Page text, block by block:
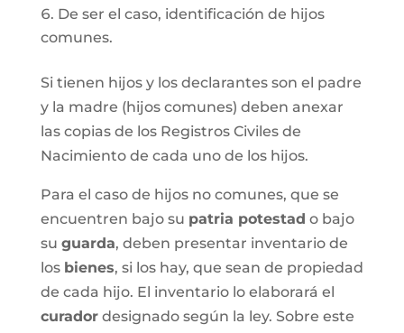
De ser el caso, identificación de hijos
comunes.
Si tienen hijos y los declarantes son el padre
y la madre (hijos comunes) deben anexar
las copias de los Registros Civiles de
Nacimiento de cada uno de los hijos.
Para el caso de hijos no comunes, que se
encuentren bajo su patria potestad o bajo
su guarda, deben presentar inventario de
los bienes, si los hay, que sean de propiedad
de cada hijo. El inventario lo elaborará el
curadordesignado según la ley. Sobre este